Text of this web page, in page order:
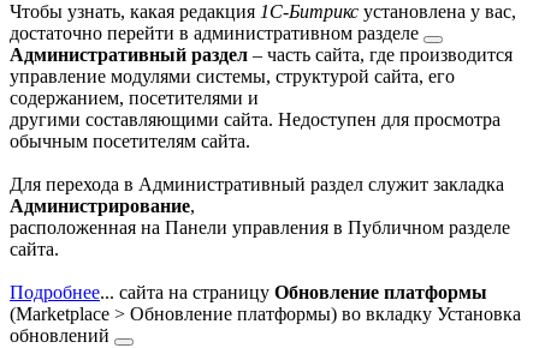
Чтобы узнать, какая редакция 1С-Битрикс установлена у вас,
достаточно перейти в административном разделе
Административный раздел – часть сайта, где производится
управление модулями системы, структурой сайта, его
содержанием, посетителями и
другими составляющими сайта. Недоступен для просмотра
обычным посетителям сайта.
Для перехода в Административный раздел служит закладка
Администрирование,
расположенная на Панели управления в Публичном разделе
сайта.
Подробнее... сайта на страницу Обновление платформы
(Marketplace > Обновление платформы) во вкладку Установка
обновлений